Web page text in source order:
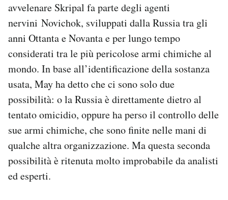
avvelenare Skripal fa parte degli agenti
nervini Novichok, sviluppati dalla Russia tra gli
anni Ottanta e Novanta e per lungo tempo
considerati tra le più pericolose armi chimiche al
mondo. In base all’identificazione della sostanza
usata, May ha detto che ci sono solo due
possibilità: o la Russia è direttamente dietro al
tentato omicidio, oppure ha perso il controllo delle
sue armi chimiche, che sono finite nelle mani di
qualche altra organizzazione. Ma questa seconda
possibilità è ritenuta molto improbabile da analisti
ed esperti.